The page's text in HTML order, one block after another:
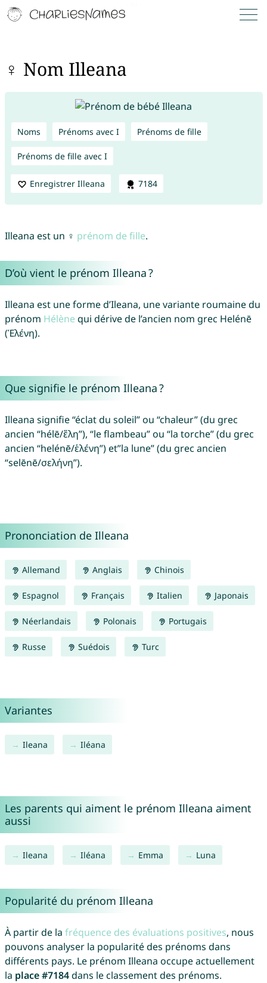
♀ Nom Illeana
Noms Prénoms avec I Prénoms de fille
Prénoms de fille avec I
Enregistrer Illeana 7184
Illeana est un ♀ prénom de fille.
D’où vient le prénom Illeana ?
Illeana est une forme d’Ileana, une variante roumaine du
prénom Hélène qui dérive de l’ancien nom grec Helénē
(Ἑλένη).
Que signifie le prénom Illeana ?
Illeana signifie “éclat du soleil” ou “chaleur” (du grec
ancien “hélē/ἕλη”), “le flambeau” ou “la torche” (du grec
ancien “helénē/ἑλένη”) et”la lune” (du grec ancien
“selēnē/σελήνη”).
Prononciation de Illeana
Allemand Anglais Chinois
Espagnol Français Italien Japonais
Néerlandais Polonais Portugais
Russe Suédois Turc
Variantes
Ileana Iléana
Les parents qui aiment le prénom Illeana aiment
aussi
Ileana Iléana Emma Luna
Popularité du prénom Illeana
À partir de la fréquence des évaluations positives, nous
pouvons analyser la popularité des prénoms dans
différents pays. Le prénom Illeana occupe actuellement
la place #7184dans le classement des prénoms.